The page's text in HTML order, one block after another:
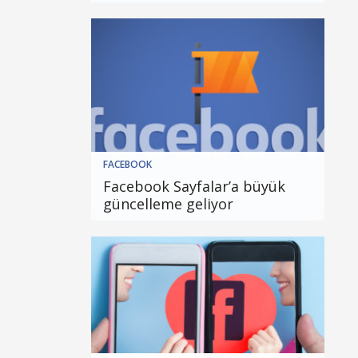
FACEBOOK
Facebook Sayfalar’a büyük
güncelleme geliyor